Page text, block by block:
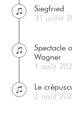
Siegfried
31 juillet
Spectacle
Wagner
1 août
Le
2 août